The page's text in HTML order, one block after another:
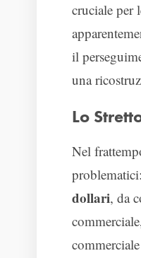
cruciale per
il
una
Lo
Nel
dollari, da